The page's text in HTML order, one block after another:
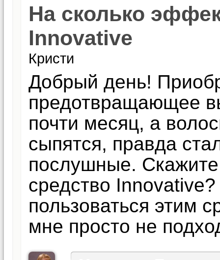
На сколько
Innovative
Кристи
Добрый день!
предотвращающее
почти месяц, а
сыпятся, правда
послушные.
средство
пользоваться этим
мне просто не